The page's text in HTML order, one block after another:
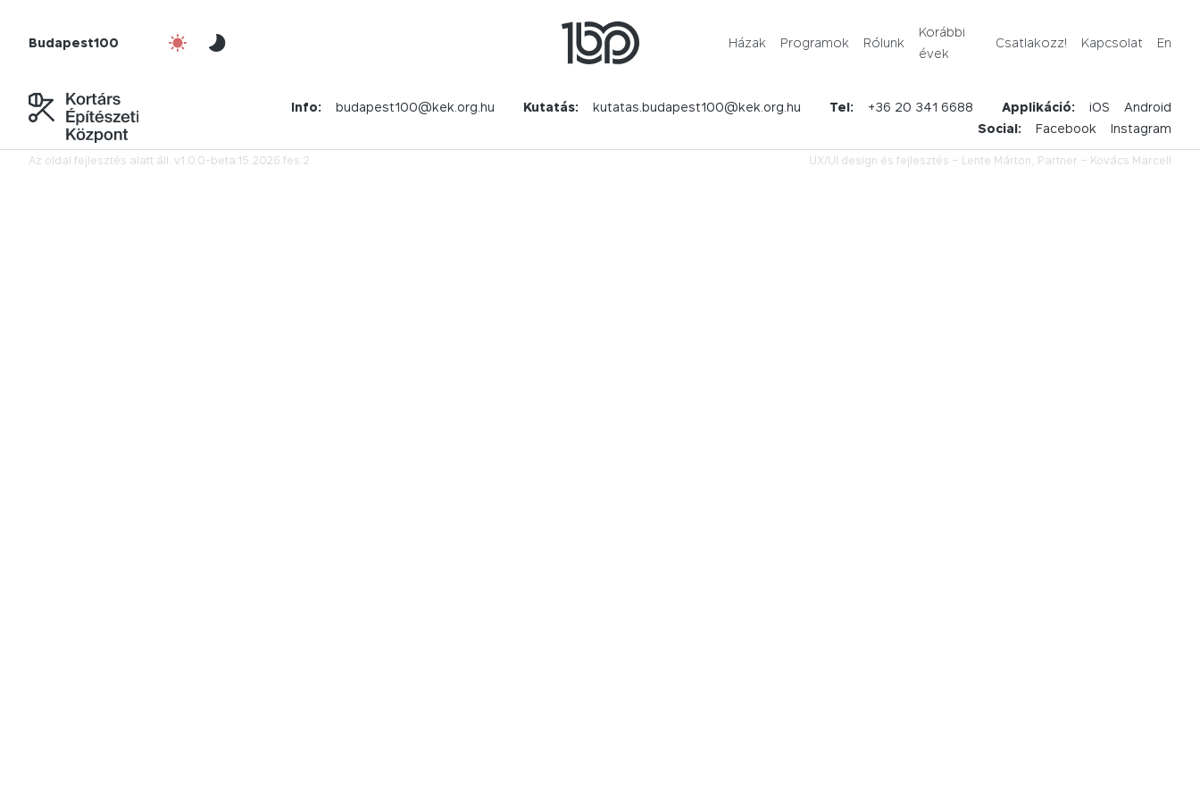
Budapest100 Házak Programok Rólunk
Korábbi
évek
Csatlakozz! Kapcsolat En
Csatlakozz!
Info: budapest100@kek.org.hu Kutatás: kutatas.budapest100@kek.org.hu Tel: +36 20 341 6688 Applikáció: iOS
Android
Social:
Facebook Instagram
Az oldal fejlesztés alatt áll. v1.0.0-beta.15.2026.fes.2 UX/UI design és fejlesztés – Lente Márton, Partner – Kovács Marcell